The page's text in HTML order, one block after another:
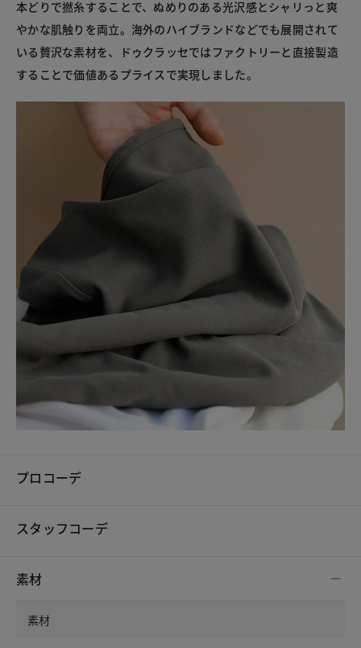
本どりで撚糸することで、ぬめりのある光沢感とシャリっと爽
やかな肌触りを両立。海外のハイブランドなどでも展開されて
いる贅沢な素材を、ドゥクラッセではファクトリーと直接製造
することで価値あるプライスで実現しました。
プロコーデ
スタッフコーデ
素材
素材